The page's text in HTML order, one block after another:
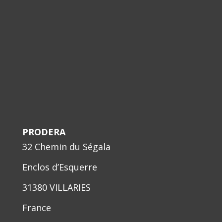
PRODERA
32 Chemin du Ségala
Enclos d’Esquerre
31380 VILLARIES
France